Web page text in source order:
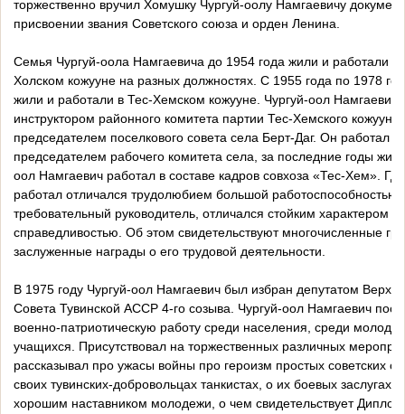
торжественно вручил Хомушку Чургуй-оолу Намгаевичу
присвоении звания Советского союза и орден Ленина.
Семья Чургуй-оола Намгаевича до 1954 года жили и работали в
Холском кожууне на разных должностях. С 1955 года по 1978
жили и работали в Тес-Хемском кожууне. Чургуй-оол Намгаевич
инструктором районного комитета партии Тес-Хемского
председателем поселкового совета села Берт-Даг. Он работал
председателем рабочего комитета села, за последние годы
оол Намгаевич работал в составе кадров совхоза «Тес-Хем».
работал отличался трудолюбием большой работоспособностью,
требовательный руководитель, отличался стойким характером и
справедливостью. Об этом свидетельствуют многочисленные
заслуженные награды о его трудовой деятельности.
В 1975 году Чургуй-оол Намгаевич был избран депутатом
Совета Тувинской АССР 4-го созыва. Чургуй-оол Намгаевич
военно-патриотическую работу среди населения, среди
учащихся. Присутствовал на торжественных различных
рассказывал про ужасы войны про героизм простых советских
своих тувинских-добровольцах танкистах, о их боевых заслугах.
хорошим наставником молодежи, о чем свидетельствует Диплом